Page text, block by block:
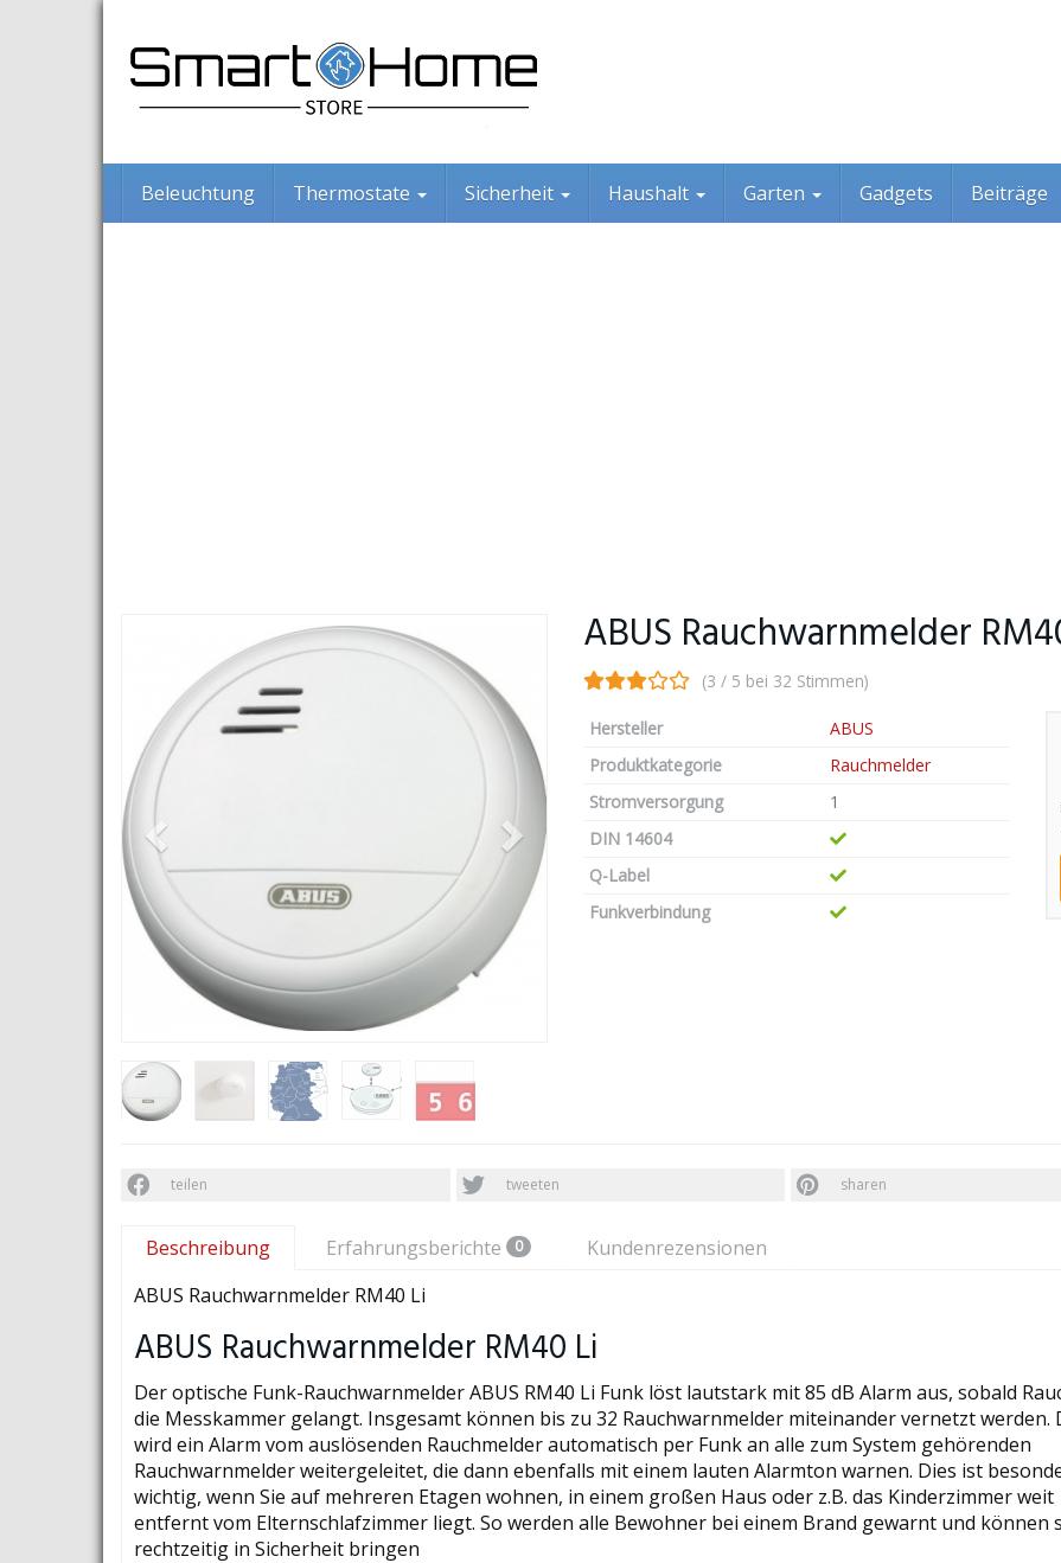
Beleuchtung Thermostate Sicherheit Haushalt Garten Gadgets Beiträge
ABUS Rauchwarnmelder
(3 / 5 bei 32 Stimmen)
Hersteller
ABUS
Produktkategorie
Rauchmelder
Stromversorgung
1
DIN 14604
Q-Label
Funkverbindung
teilen tweeten sharen
Beschreibung Erfahrungsberichte 0
Kundenrezensionen
ABUS Rauchwarnmelder RM40 Li
ABUS Rauchwarnmelder RM40 Li
Der optische Funk-Rauchwarnmelder ABUS RM40 Li Funk löst lautstark mit 85 dB Alarm aus, sobald
die Messkammer gelangt. Insgesamt können bis zu 32 Rauchwarnmelder miteinander vernetzt werden.
wird ein Alarm vom auslösenden Rauchmelder automatisch per Funk an alle zum System gehörenden
Rauchwarnmelder weitergeleitet, die dann ebenfalls mit einem lauten Alarmton warnen. Dies ist
wichtig, wenn Sie auf mehreren Etagen wohnen, in einem großen Haus oder z.B. das Kinderzimmer weit
entfernt vom Elternschlafzimmer liegt. So werden alle Bewohner bei einem Brand gewarnt und können
rechtzeitig in Sicherheit bringen